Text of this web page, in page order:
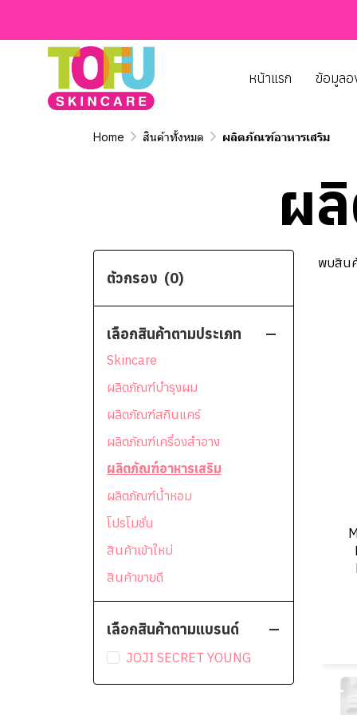
หน้าแรก ข้อมูลอ
Home สินค้าทั้งหมด ผลิตภัณฑ์อาหารเสริม
ผ
ตัวกรอง (0)
เลือกสินค้าตามประเภท
สินค้าทั้งหมด
Skincare
ผลิตภัณฑ์บำรุงผม
ผลิตภัณฑ์สกินแคร์
ผลิตภัณฑ์เครื่องสำอาง
ผลิตภัณฑ์อาหารเสริม
ผลิตภัณฑ์น้ำหอม
โปรโมชั่น
สินค้าเข้าใหม่
สินค้าขายดี
เลือกสินค้าตามแบรนด์
JOJI SECRET YOUNG
พบสิน